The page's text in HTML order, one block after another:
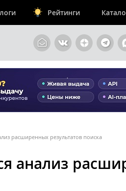
Рейтинги
расширенных результатов поиска
анализ